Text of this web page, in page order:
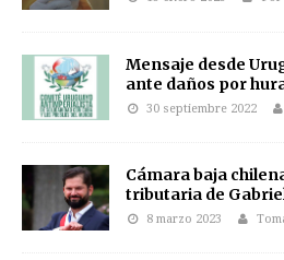
Mensaje desde
ante daños por
30 septiembre 2022
Cámara baja
tributaria de
8 marzo 2023